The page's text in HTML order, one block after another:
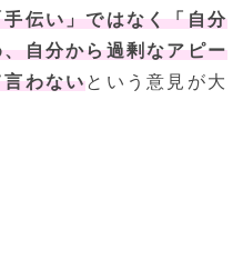
手伝い」ではなく「自分
自分から過剰なアピー
わないという意見が大